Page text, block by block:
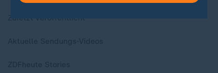
Zuletzt veröffentlicht